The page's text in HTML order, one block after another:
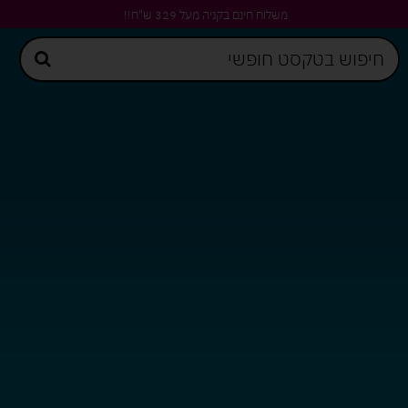
משלוח חינם בקניה מעל 329 ש"ח!!